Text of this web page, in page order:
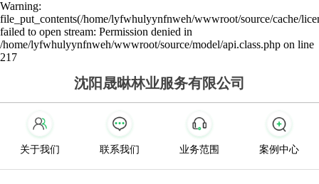
Warning:
file_put_contents(/home/lyfwhulyynfnweh/wwwroot/source/cache/
failed to open stream: Permission denied in
/home/lyfwhulyynfnweh/wwwroot/source/model/api.class.php on line
217
沈阳晟晽林业服务有限公司
关于我们 联系我们 业务范围 案例中心